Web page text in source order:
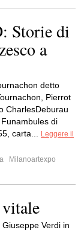
Storie di
a
detto
Pierrot
CharlesDeburau
di
carta...
Leggere il
Milanoartexpo
Verdi in